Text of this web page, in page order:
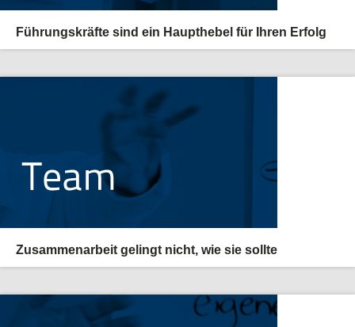
Führungskräfte sind ein Haupthebel für Ihren Erfolg
Zusammenarbeit gelingt nicht, wie sie sollte